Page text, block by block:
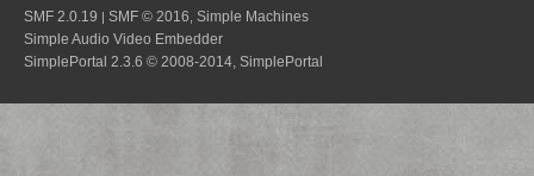
SMF 2.0.19 | SMF © 2016 Simple Machines
Simple Audio Video Embedder
SimplePortal 2.3.6 © 2008-2014, SimplePortal